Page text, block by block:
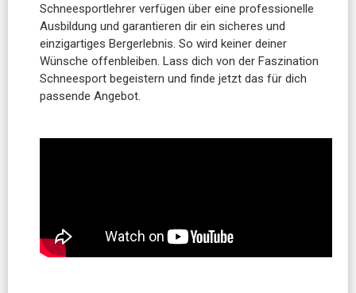
Schneesportlehrer verfügen über eine professionelle
Ausbildung und garantieren dir ein sicheres und
einzigartiges Bergerlebnis. So wird keiner deiner
Wünsche offenbleiben. Lass dich von der Faszination
Schneesport begeistern und finde jetzt das für dich
passende Angebot.